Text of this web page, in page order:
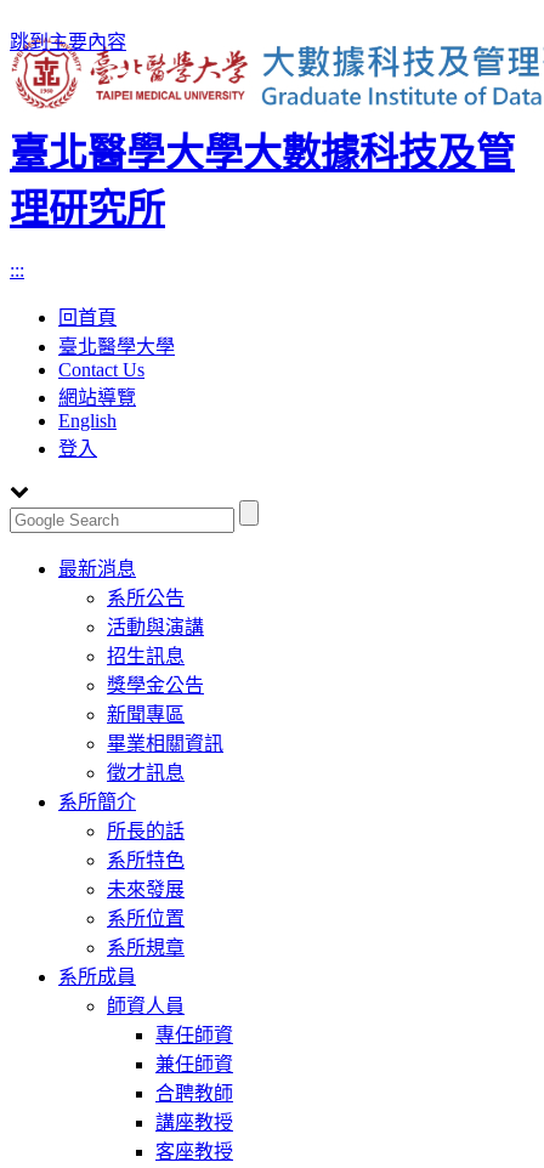
跳到主要內容
臺北醫學大學大數據科技及管
理研究所
:::
回首頁
臺北醫學大學
Contact Us
網站導覽
English
登入
Toggle
navigation
最新消息
系所公告
活動與演講
招生訊息
獎學金公告
新聞專區
畢業相關資訊
徵才訊息
系所簡介
所長的話
系所特色
未來發展
系所位置
系所規章
系所成員
師資人員
專任師資
兼任師資
合聘教師
講座教授
客座教授